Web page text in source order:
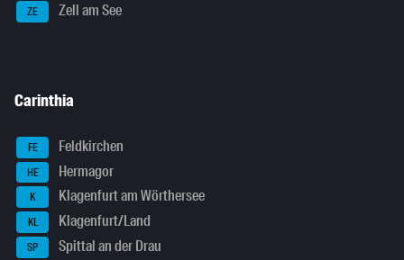
ZE Zell am See
Carinthia
FE Feldkirchen
HE Hermagor
K Klagenfurt am Wörthersee
KL Klagenfurt/Land
SP Spittal an der Drau